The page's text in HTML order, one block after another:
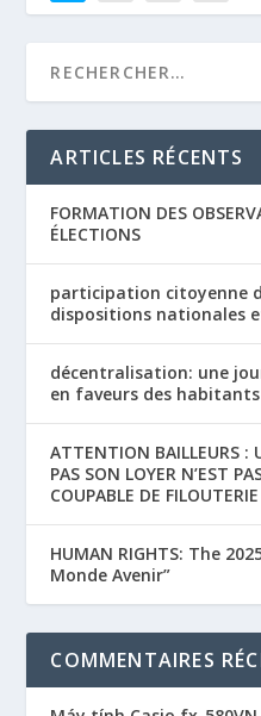
ARTICLES RÉCENTS
FORMATION DES
ÉLECTIONS
participation citoyenne
dispositions nationales
décentralisation: une
en faveurs des
ATTENTION BAILLEURS :
PAS SON LOYER N’EST
COUPABLE DE
HUMAN RIGHTS: The
Monde Avenir”
COMMENTAIRES